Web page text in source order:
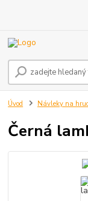
Úvod Návleky na
Černá